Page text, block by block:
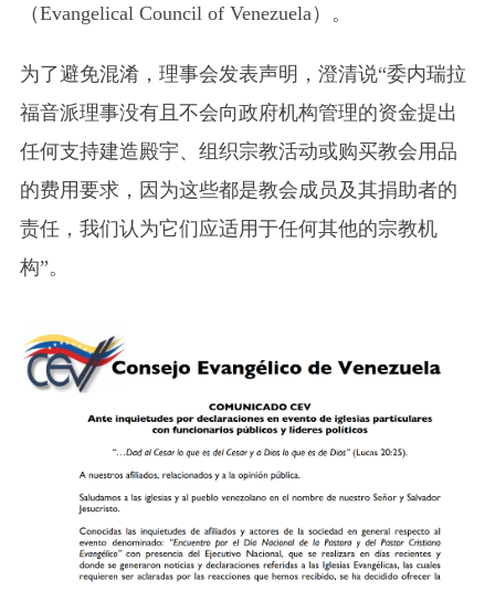
（Evangelical Council of Venezuela）
。
为了避免混淆，理事会发表声明，澄清说“委内瑞拉
福音派理事没有且不会向政府机构管理的资金提出
任何支持建造殿宇、组织宗教活动或购买教会用品
的费用要求，因为这些都是教会成员及其捐助者的
责任，我们认为它们应适用于任何其他的宗教机
构”。